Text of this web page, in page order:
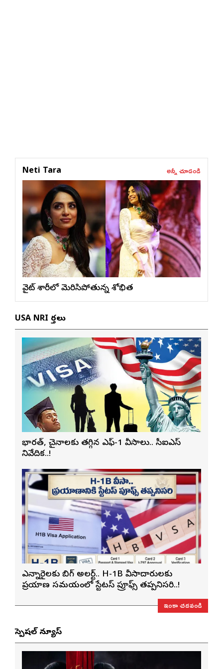
Neti Tara అన్నీ చూడండి
వైట్ శారీలో మెరిసిపోతున్న శోభిత
USA NRI వార్తలు
భారత్, చైనాలకు తగ్గిన ఎఫ్-1 వీసాలు.. సీఐఎస్
నివేదిక..!
ఎన్నారైలకు బిగ్ అలర్ట్.. H-1B వీసాదారులకు
ప్రయాణ సమయంలో స్టేటస్ ప్రూఫ్స్ తప్పనిసరి..!
ఇంకా చదవండి
స్పెషల్ న్యూస్